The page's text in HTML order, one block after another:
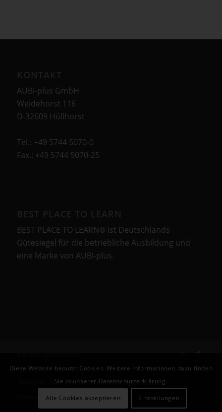
AUBI-plus GmbH
Weidehorst 116
D-32609 Hüllhorst
Tel.: +49 5744 5070-0
Fax.: +49 5744 5070-25
BEST PLACE TO LEARN® ist Deutschlands
Gütesiegel für die betriebliche Ausbildung und
eine Marke von AUBI-plus.
Impressum
Teilnahme-, Nutzungs- und Lizenzbestimmungen
Datenschutzerklärung
Diese Website benutzt Cookies. Weitere Informationen dazu finden
Sie in unserer Datenschutzerklärung.
Alle Cookies akzeptieren Einstellungen